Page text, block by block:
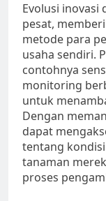
Evolusi
pesat,
metode para
usaha sendiri.
contohnya
monitoring
untuk
Dengan
dapat
tentang
tanaman
proses